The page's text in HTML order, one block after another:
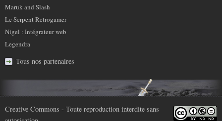
Maruk and Slash
Le Serpent Retrogamer
Nigel : Intégrateur web
Legendra
Tous nos partenaires
Infos
Creative Commons - Toute reproduction interdite sans